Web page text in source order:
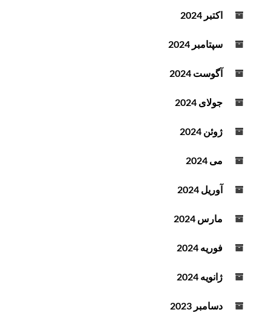
اکتبر 2024
سپتامبر 2024
آگوست 2024
جولای 2024
ژوئن 2024
می 2024
آوریل 2024
مارس 2024
فوریه 2024
ژانویه 2024
دسامبر 2023